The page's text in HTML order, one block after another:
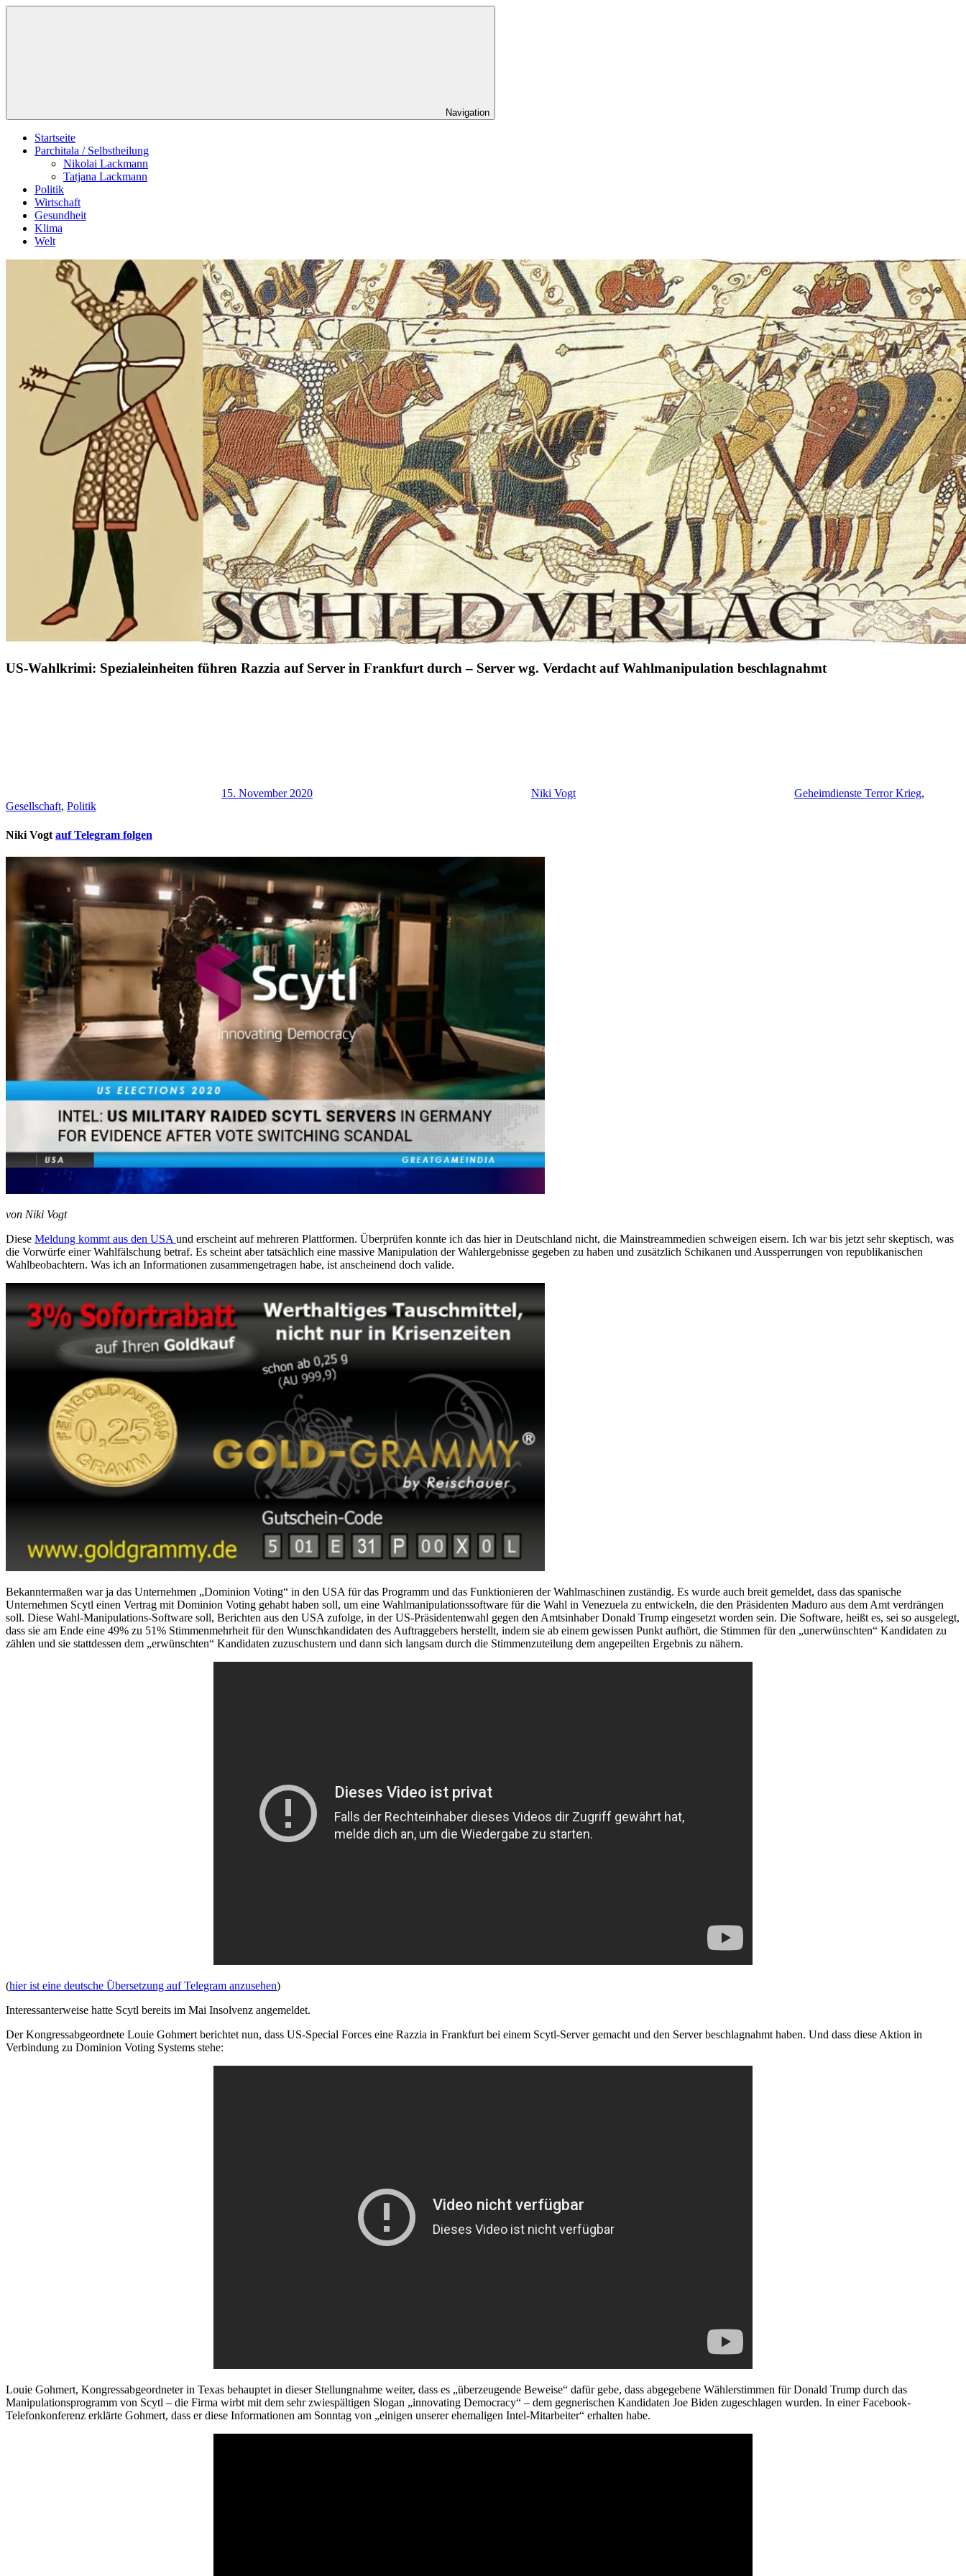
Zum
Navigation
Startseite
Parchitala / Selbstheilung
Nikolai Lackmann
Tatjana Lackmann
Politik
Wirtschaft
Gesundheit
Klima
Welt
US-Wahlkrimi: Spezialeinheiten führen Razzia auf Server in Frankfurt durch – Server wg. Verdacht auf Wahlmanipulation beschlagnahmt
15. November 2020 Niki Vogt Geheimdienste Terror Krieg,
Gesellschaft, Politik
Niki Vogt auf Telegram folgen
von Niki Vogt
Diese Meldung kommt aus den USA und erscheint auf mehreren Plattformen. Überprüfen konnte ich das hier in Deutschland nicht, die Mainstreammedien schweigen eisern. Ich war bis jetzt sehr skeptisch, was
die Vorwürfe einer Wahlfälschung betraf. Es scheint aber tatsächlich eine massive Manipulation der Wahlergebnisse gegeben zu haben und zusätzlich Schikanen und Aussperrungen von republikanischen
Wahlbeobachtern. Was ich an Informationen zusammengetragen habe, ist anscheinend doch valide.
Bekanntermaßen war ja das Unternehmen „Dominion Voting“ in den USA für das Programm und das Funktionieren der Wahlmaschinen zuständig. Es wurde auch breit gemeldet, dass das spanische
Unternehmen Scytl einen Vertrag mit Dominion Voting gehabt haben soll, um eine Wahlmanipulationssoftware für die Wahl in Venezuela zu entwickeln, die den Präsidenten Maduro aus dem Amt verdrängen
soll. Diese Wahl-Manipulations-Software soll, Berichten aus den USA zufolge, in der US-Präsidentenwahl gegen den Amtsinhaber Donald Trump eingesetzt worden sein. Die Software, heißt es, sei so ausgelegt,
dass sie am Ende eine 49% zu 51% Stimmenmehrheit für den Wunschkandidaten des Auftraggebers herstellt, indem sie ab einem gewissen Punkt aufhört, die Stimmen für den „unerwünschten“ Kandidaten zu
zählen und sie stattdessen dem „erwünschten“ Kandidaten zuzuschustern und dann sich langsam durch die Stimmenzuteilung dem angepeilten Ergebnis zu nähern.
(hier ist eine deutsche Übersetzung auf Telegram anzusehen)
Interessanterweise hatte Scytl bereits im Mai Insolvenz angemeldet.
Der Kongressabgeordnete Louie Gohmert berichtet nun, dass US-Special Forces eine Razzia in Frankfurt bei einem Scytl-Server gemacht und den Server beschlagnahmt haben. Und dass diese Aktion in
Verbindung zu Dominion Voting Systems stehe:
Louie Gohmert, Kongressabgeordneter in Texas behauptet in dieser Stellungnahme weiter, dass es „überzeugende Beweise“ dafür gebe, dass abgegebene Wählerstimmen für Donald Trump durch das
Manipulationsprogramm von Scytl – die Firma wirbt mit dem sehr zwiespältigen Slogan „innovating Democracy“ – dem gegnerischen Kandidaten Joe Biden zugeschlagen wurden. In einer Facebook-
Telefonkonferenz erklärte Gohmert, dass er diese Informationen am Sonntag von „einigen unserer ehemaligen Intel-Mitarbeiter“ erhalten habe.